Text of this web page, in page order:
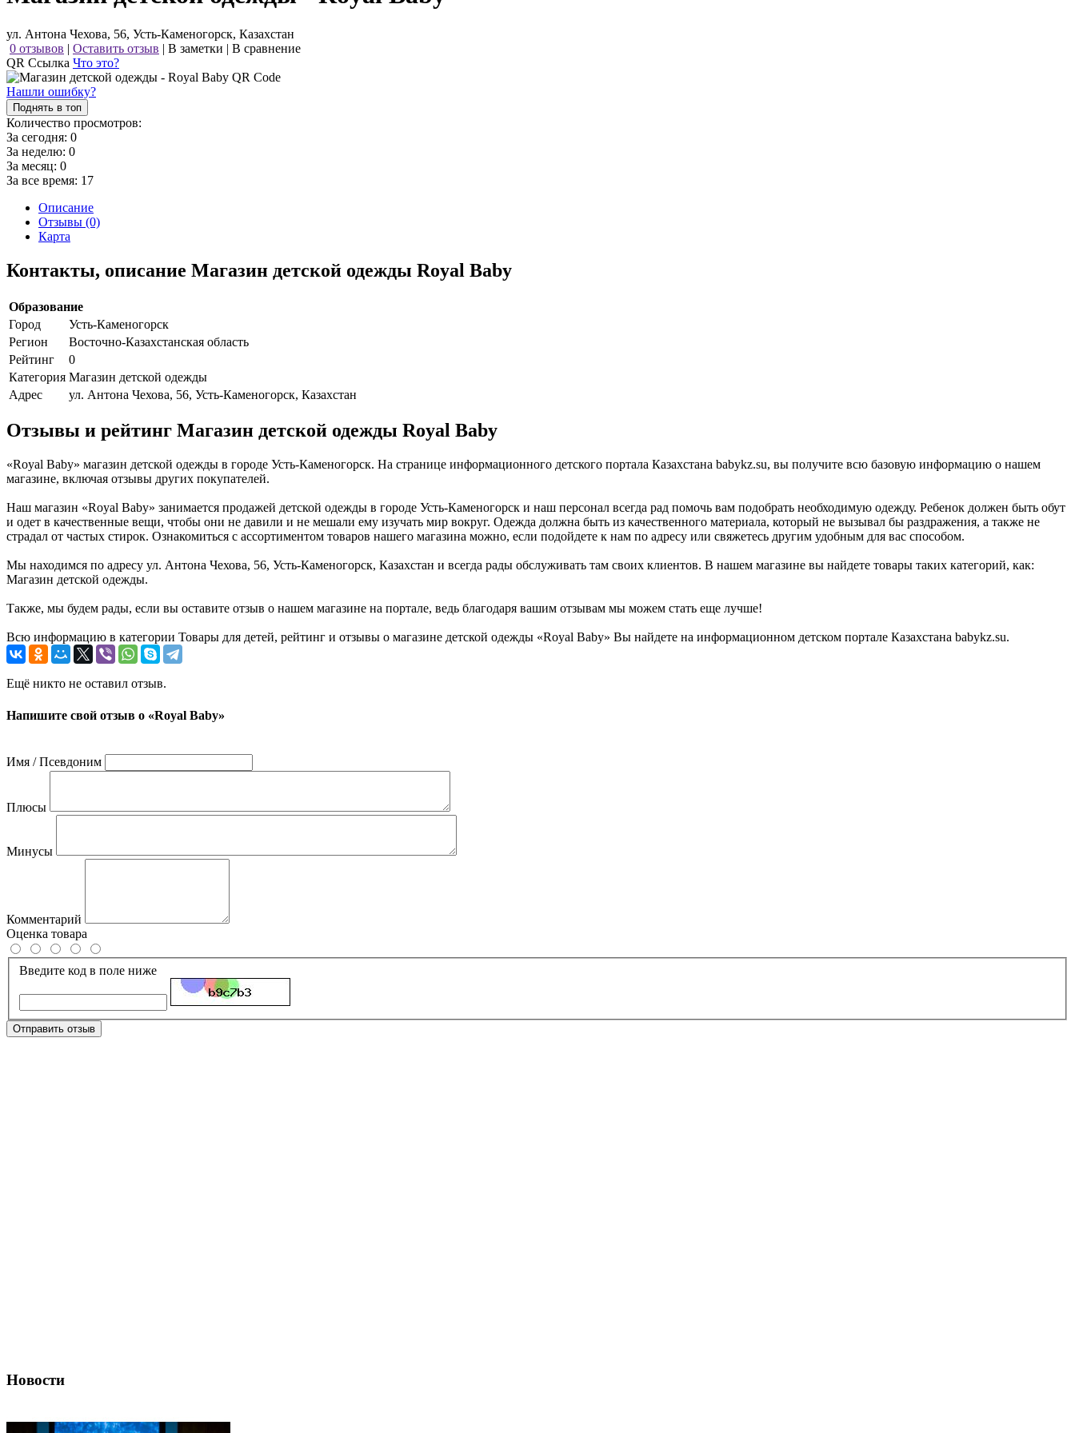
ул. Антона Чехова, 56, Усть-Каменогорск, Казахстан
0 отзывов | Оставить отзыв | В заметки | В сравнение
QR Ссылка Что это?
Нашли ошибку?
Поднять в топ
Количество просмотров:
За сегодня: 0
За неделю: 0
За месяц: 0
За все время: 17
Описание
Отзывы (0)
Карта
Контакты, описание Магазин детской одежды Royal Baby
Образование
Город
Усть-Каменогорск
Регион
Восточно-Казахстанская область
Рейтинг
0
Категория Магазин детской одежды
Адрес
ул. Антона Чехова, 56, Усть-Каменогорск, Казахстан
Отзывы и рейтинг Магазин детской одежды Royal Baby
«Royal Baby» магазин детской одежды в городе Усть-Каменогорск. На странице информационного детского портала Казахстана babykz.su, вы получите всю базовую информацию о нашем
магазине, включая отзывы других покупателей.
Наш магазин «Royal Baby» занимается продажей детской одежды в городе Усть-Каменогорск и наш персонал всегда рад помочь вам подобрать необходимую одежду. Ребенок должен быть обут
и одет в качественные вещи, чтобы они не давили и не мешали ему изучать мир вокруг. Одежда должна быть из качественного материала, который не вызывал бы раздражения, а также не
страдал от частых стирок. Ознакомиться с ассортиментом товаров нашего магазина можно, если подойдете к нам по адресу или свяжетесь другим удобным для вас способом.
Мы находимся по адресу ул. Антона Чехова, 56, Усть-Каменогорск, Казахстан и всегда рады обслуживать там своих клиентов. В нашем магазине вы найдете товары таких категорий, как:
Магазин детской одежды.
Также, мы будем рады, если вы оставите отзыв о нашем магазине на портале, ведь благодаря вашим отзывам мы можем стать еще лучше!
Всю информацию в категории Товары для детей, рейтинг и отзывы о магазине детской одежды «Royal Baby» Вы найдете на информационном детском портале Казахстана babykz.su.
Ещё никто не оставил отзыв.
Напишите свой отзыв о «Royal Baby»
Имя / Псевдоним
Плюсы
Минусы
Комментарий
Оценка товара
Введите код в поле ниже
Отправить отзыв
Новости